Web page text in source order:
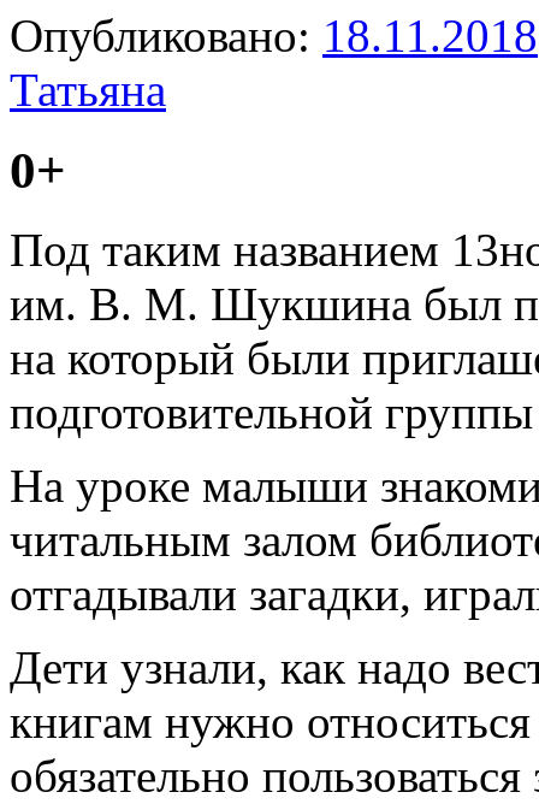
Опубликовано: 18.11.2018
Татьяна
0+
Под таким названием
им. В. М. Шукшина был
на который были
подготовительной
На уроке малыши
читальным залом
отгадывали загадки,
Дети узнали, как надо
книгам нужно
обязательно